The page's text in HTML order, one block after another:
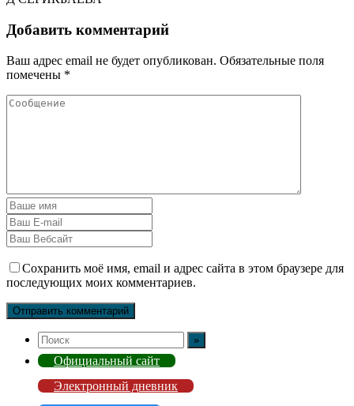
Добавить комментарий
Ваш адрес email не будет опубликован. Обязательные поля
помечены *
Сохранить моё имя, email и адрес сайта в этом браузере для
последующих моих комментариев.
Официальный сайт
Электронный дневник